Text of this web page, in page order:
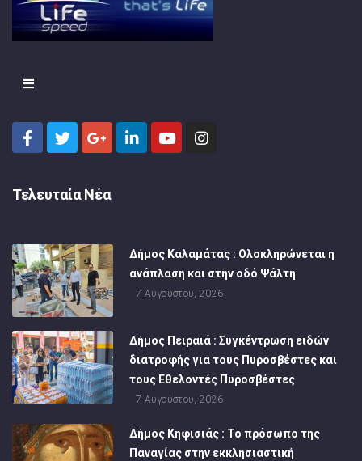
Τελευταία Νέα
Δήμος Καλαμάτας : Ολοκληρώνεται η
ανάπλαση και στην οδό Ψάλτη
7 Αυγούστου, 2026
Δήμος Πειραιά : Συγκέντρωση ειδών
διατροφής για τους Πυροσβέστες και
τους Εθελοντές Πυροσβέστες
7 Αυγούστου, 2026
Δήμος Κηφισιάς : Το πρόσωπο της
Παναγίας στην εκκλησιαστική